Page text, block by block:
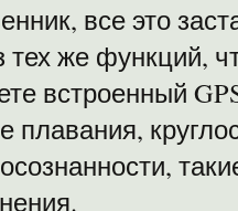
все это
тех же функций,
встроенный
плавания,